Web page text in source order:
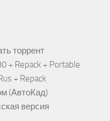
торрент
+ Repack + Portable
+ Repack
(АвтоКад)
версия